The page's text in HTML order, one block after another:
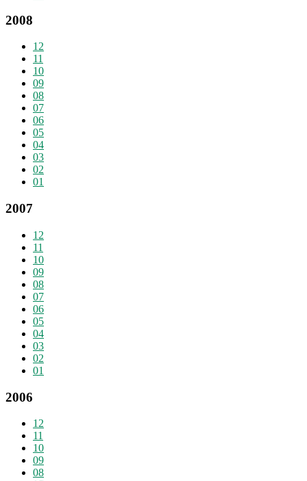
2008
12
11
10
09
08
07
06
05
04
03
02
01
2007
12
11
10
09
08
07
06
05
04
03
02
01
2006
12
11
10
09
08